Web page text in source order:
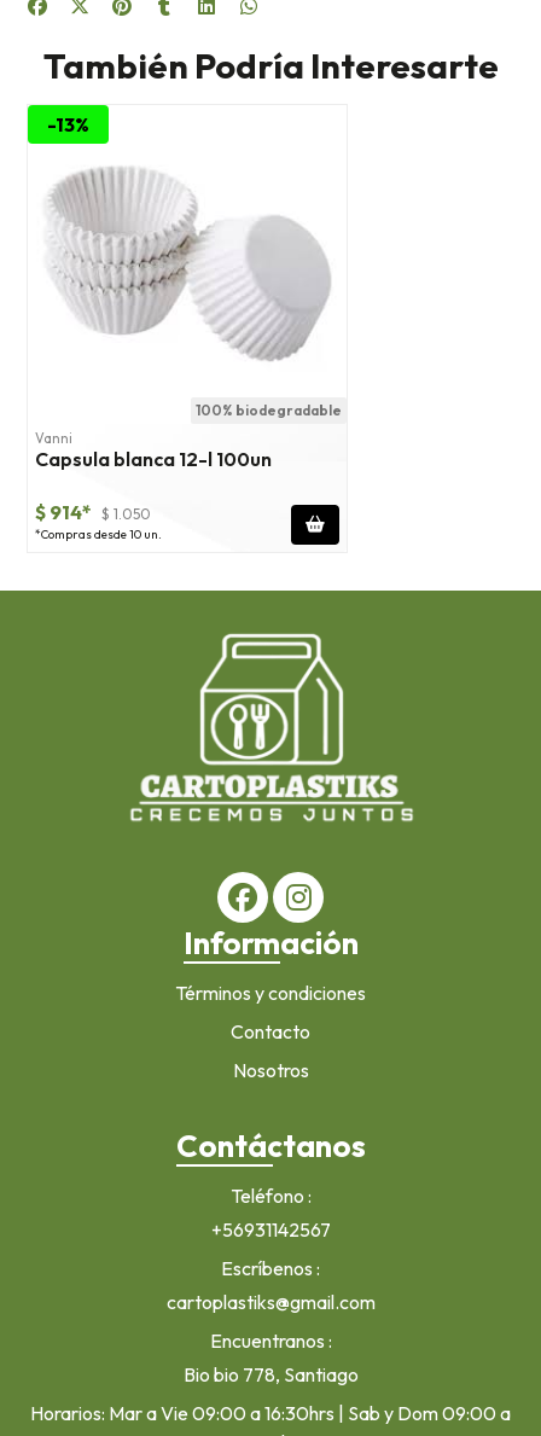
También Podría Interesarte
-13%
100% biodegradable
Vanni
Capsula blanca 12-l 100un
$ 914* $ 1.050
*Compras desde 10 un.
Información
Términos y condiciones
Contacto
Nosotros
Contáctanos
Teléfono
+56931142567
Escríbenos
cartoplastiks@gmail.com
Encuentranos
Bio bio 778, Santiago
Horarios: Mar a Vie 09:00 a 16:30hrs | Sab y Dom 09:00 a